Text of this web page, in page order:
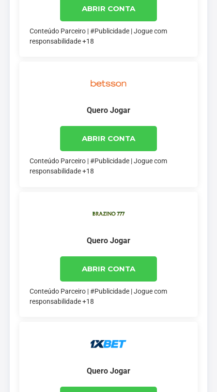
ABRIR CONTA
Conteúdo Parceiro | #Publicidade | Jogue com
responsabilidade +18
Quero Jogar
ABRIR CONTA
Conteúdo Parceiro | #Publicidade | Jogue com
responsabilidade +18
Quero Jogar
ABRIR CONTA
Conteúdo Parceiro | #Publicidade | Jogue com
responsabilidade +18
Quero Jogar